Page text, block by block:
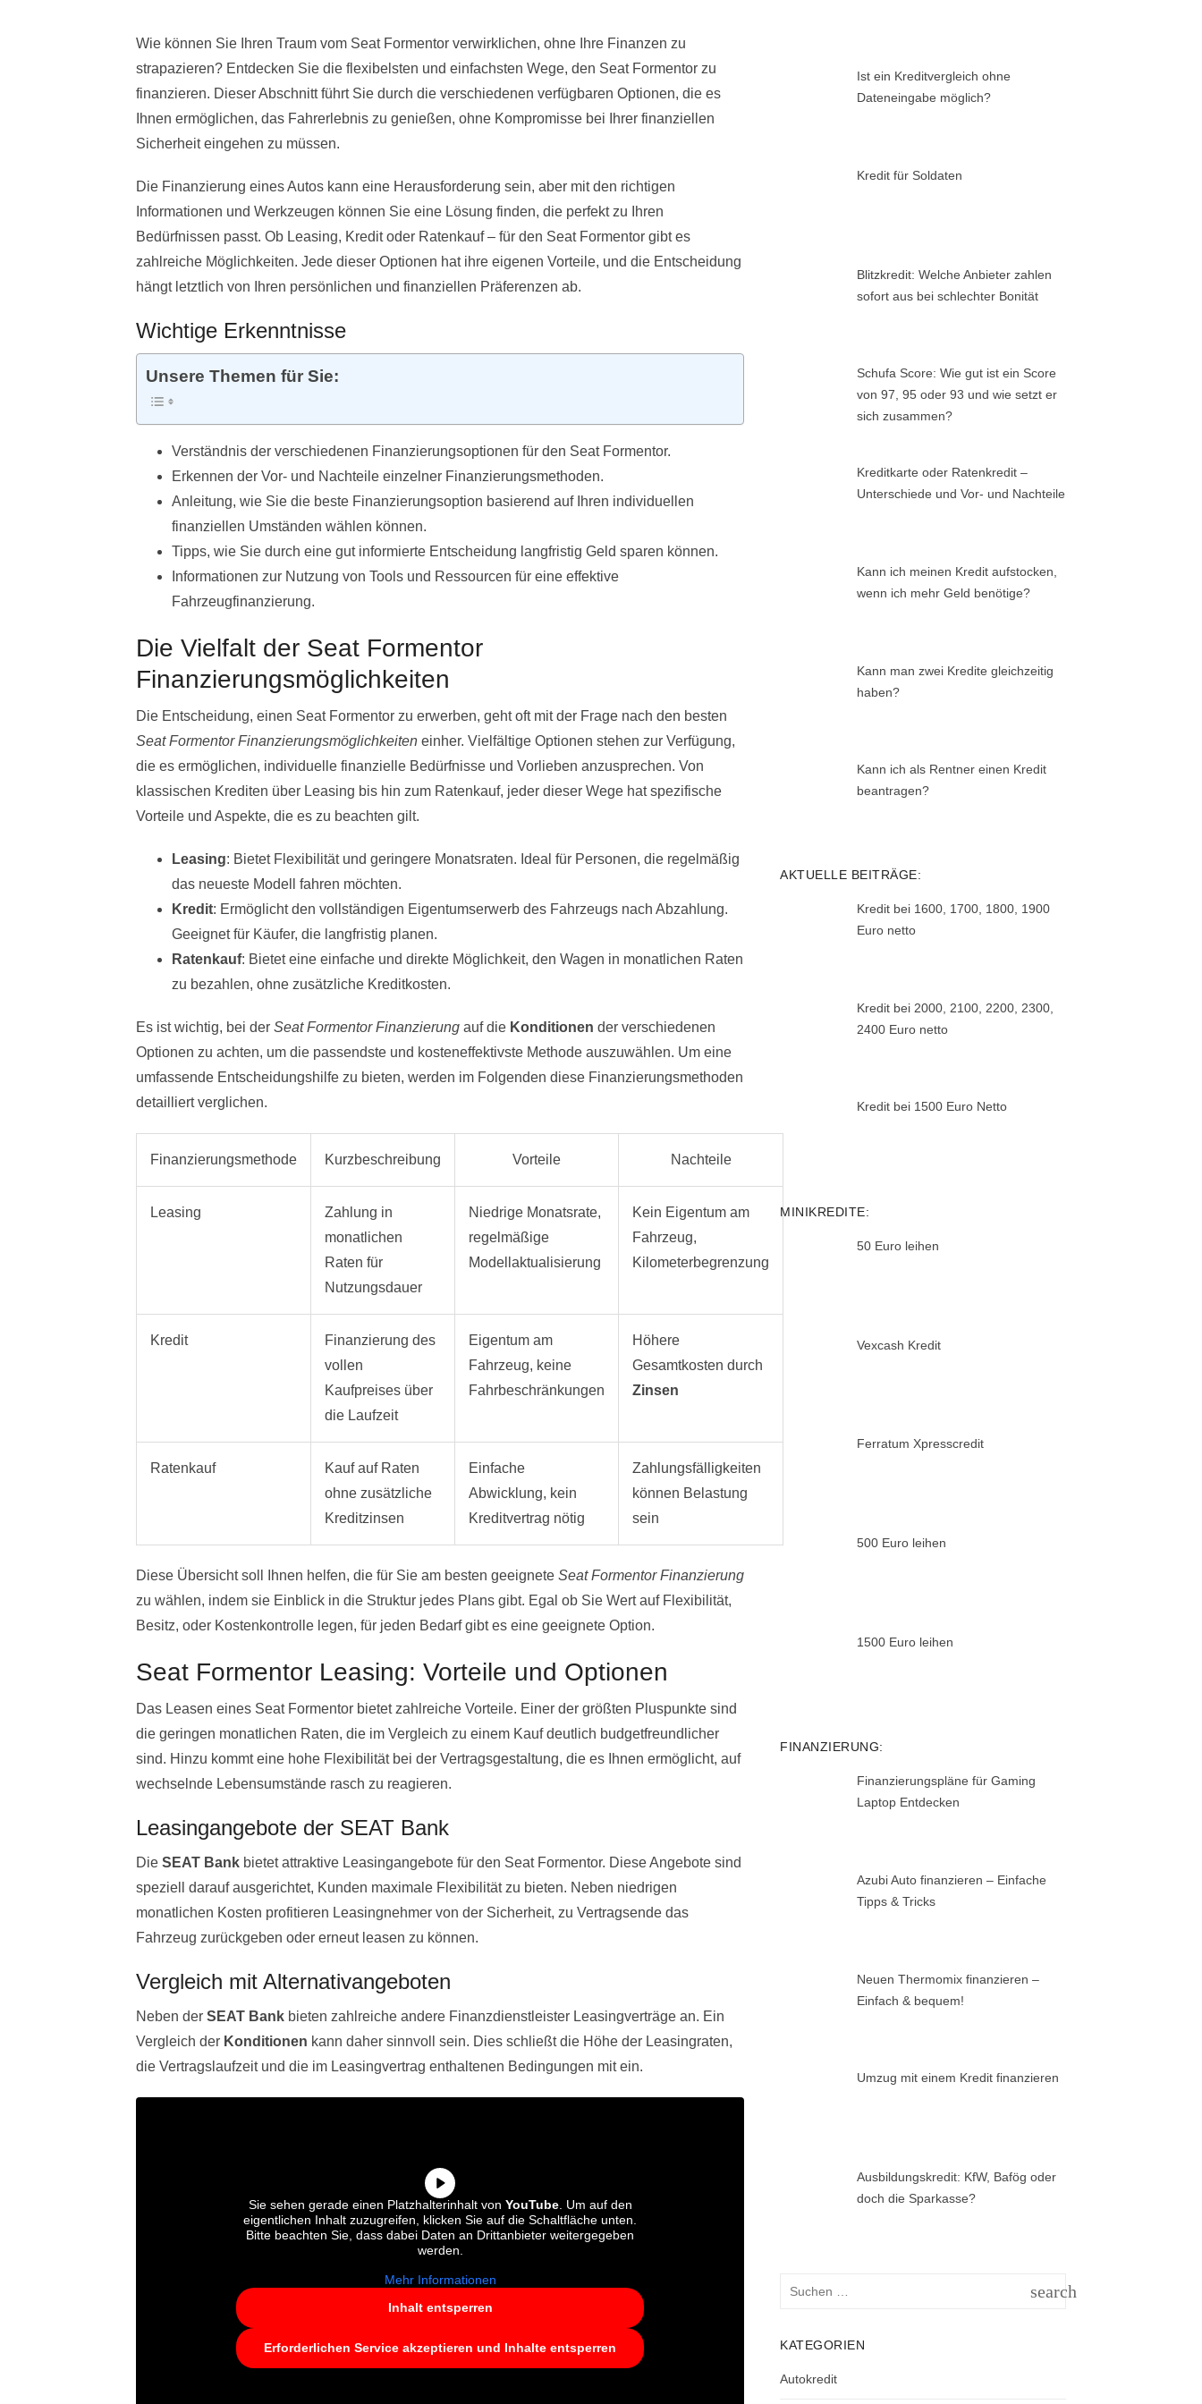
Wie können Sie Ihren Traum vom Seat Formentor verwirklichen, ohne Ihre Finanzen zu
strapazieren? Entdecken Sie die flexibelsten und einfachsten Wege, den Seat Formentor zu
finanzieren. Dieser Abschnitt führt Sie durch die verschiedenen verfügbaren Optionen, die es
Ihnen ermöglichen, das Fahrerlebnis zu genießen, ohne Kompromisse bei Ihrer finanziellen
Sicherheit eingehen zu müssen.
Die Finanzierung eines Autos kann eine Herausforderung sein, aber mit den richtigen
Informationen und Werkzeugen können Sie eine Lösung finden, die perfekt zu Ihren
Bedürfnissen passt. Ob Leasing, Kredit oder Ratenkauf – für den Seat Formentor gibt es
zahlreiche Möglichkeiten. Jede dieser Optionen hat ihre eigenen Vorteile, und die Entscheidung
hängt letztlich von Ihren persönlichen und finanziellen Präferenzen ab.
Wichtige Erkenntnisse
Unsere Themen für Sie:
Verständnis der verschiedenen Finanzierungsoptionen für den Seat Formentor.
Erkennen der Vor- und Nachteile einzelner Finanzierungsmethoden.
Anleitung, wie Sie die beste Finanzierungsoption basierend auf Ihren individuellen
finanziellen Umständen wählen können.
Tipps, wie Sie durch eine gut informierte Entscheidung langfristig Geld sparen können.
Informationen zur Nutzung von Tools und Ressourcen für eine effektive
Fahrzeugfinanzierung.
Die Vielfalt der Seat Formentor
Finanzierungsmöglichkeiten
Die Entscheidung, einen Seat Formentor zu erwerben, geht oft mit der Frage nach den besten
Seat Formentor Finanzierungsmöglichkeiten einher. Vielfältige Optionen stehen zur Verfügung,
die es ermöglichen, individuelle finanzielle Bedürfnisse und Vorlieben anzusprechen. Von
klassischen Krediten über Leasing bis hin zum Ratenkauf, jeder dieser Wege hat spezifische
Vorteile und Aspekte, die es zu beachten gilt.
Leasing: Bietet Flexibilität und geringere Monatsraten. Ideal für Personen, die regelmäßig
das neueste Modell fahren möchten.
Kredit: Ermöglicht den vollständigen Eigentumserwerb des Fahrzeugs nach Abzahlung.
Geeignet für Käufer, die langfristig planen.
Ratenkauf: Bietet eine einfache und direkte Möglichkeit, den Wagen in monatlichen Raten
zu bezahlen, ohne zusätzliche Kreditkosten.
Es ist wichtig, bei der Seat Formentor Finanzierung auf die Konditionen der verschiedenen
Optionen zu achten, um die passendste und kosteneffektivste Methode auszuwählen. Um eine
umfassende Entscheidungshilfe zu bieten, werden im Folgenden diese Finanzierungsmethoden
detailliert verglichen.
Finanzierungsmethode Kurzbeschreibung Vorteile Nachteile
Leasing
Zahlung in
monatlichen
Raten für
Nutzungsdauer
Niedrige Monatsrate,
regelmäßige
Modellaktualisierung
Kein Eigentum am
Fahrzeug,
Kilometerbegrenzung
Kredit
Finanzierung des
vollen
Kaufpreises über
die Laufzeit
Eigentum am
Fahrzeug, keine
Fahrbeschränkungen
Höhere
Gesamtkosten durch
Zinsen
Ratenkauf
Kauf auf Raten
ohne zusätzliche
Kreditzinsen
Einfache
Abwicklung, kein
Kreditvertrag nötig
Zahlungsfälligkeiten
können Belastung
sein
Diese Übersicht soll Ihnen helfen, die für Sie am besten geeignete Seat Formentor Finanzierung
zu wählen, indem sie Einblick in die Struktur jedes Plans gibt. Egal ob Sie Wert auf Flexibilität,
Besitz, oder Kostenkontrolle legen, für jeden Bedarf gibt es eine geeignete Option.
Seat Formentor Leasing: Vorteile und Optionen
Das Leasen eines Seat Formentor bietet zahlreiche Vorteile. Einer der größten Pluspunkte sind
die geringen monatlichen Raten, die im Vergleich zu einem Kauf deutlich budgetfreundlicher
sind. Hinzu kommt eine hohe Flexibilität bei der Vertragsgestaltung, die es Ihnen ermöglicht, auf
wechselnde Lebensumstände rasch zu reagieren.
Leasingangebote der SEAT Bank
Die SEAT Bank bietet attraktive Leasingangebote für den Seat Formentor. Diese Angebote sind
speziell darauf ausgerichtet, Kunden maximale Flexibilität zu bieten. Neben niedrigen
monatlichen Kosten profitieren Leasingnehmer von der Sicherheit, zu Vertragsende das
Fahrzeug zurückgeben oder erneut leasen zu können.
Vergleich mit Alternativangeboten
Neben der SEAT Bank bieten zahlreiche andere Finanzdienstleister Leasingverträge an. Ein
Vergleich der Konditionen kann daher sinnvoll sein. Dies schließt die Höhe der Leasingraten,
die Vertragslaufzeit und die im Leasingvertrag enthaltenen Bedingungen mit ein.
Sie sehen gerade einen Platzhalterinhalt von YouTube. Um auf den
eigentlichen Inhalt zuzugreifen, klicken Sie auf die Schaltfläche unten.
Bitte beachten Sie, dass dabei Daten an Drittanbieter weitergegeben
werden.
Mehr Informationen
Inhalt entsperren
Erforderlichen Service akzeptieren und Inhalte entsperren
Ist ein Kreditvergleich ohne
Dateneingabe möglich?
Kredit für Soldaten
Blitzkredit: Welche Anbieter zahlen
sofort aus bei schlechter Bonität
Schufa Score: Wie gut ist ein Score
von 97, 95 oder 93 und wie setzt er
sich zusammen?
Kreditkarte oder Ratenkredit –
Unterschiede und Vor- und Nachteile
Kann ich meinen Kredit aufstocken,
wenn ich mehr Geld benötige?
Kann man zwei Kredite gleichzeitig
haben?
Kann ich als Rentner einen Kredit
beantragen?
AKTUELLE BEITRÄGE:
Kredit bei 1600, 1700, 1800, 1900
Euro netto
Kredit bei 2000, 2100, 2200, 2300,
2400 Euro netto
Kredit bei 1500 Euro Netto
MINIKREDITE:
50 Euro leihen
Vexcash Kredit
Ferratum Xpresscredit
500 Euro leihen
1500 Euro leihen
FINANZIERUNG:
Finanzierungspläne für Gaming
Laptop Entdecken
Azubi Auto finanzieren – Einfache
Tipps & Tricks
Neuen Thermomix finanzieren –
Einfach & bequem!
Umzug mit einem Kredit finanzieren
Ausbildungskredit: KfW, Bafög oder
doch die Sparkasse?
search
KATEGORIEN
Autokredit